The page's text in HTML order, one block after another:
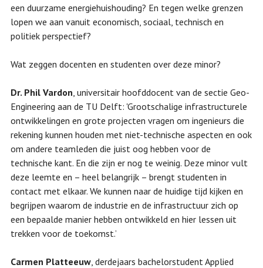
een duurzame energiehuishouding? En tegen welke grenzen
lopen we aan vanuit economisch, sociaal, technisch en
politiek perspectief?
Wat zeggen docenten en studenten over deze minor?
Dr. Phil Vardon, universitair hoofddocent van de sectie Geo-
Engineering aan de TU Delft: 'Grootschalige infrastructurele
ontwikkelingen en grote projecten vragen om ingenieurs die
rekening kunnen houden met niet-technische aspecten en ook
om andere teamleden die juist oog hebben voor de
technische kant. En die zijn er nog te weinig. Deze minor vult
deze leemte en – heel belangrijk – brengt studenten in
contact met elkaar. We kunnen naar de huidige tijd kijken en
begrijpen waarom de industrie en de infrastructuur zich op
een bepaalde manier hebben ontwikkeld en hier lessen uit
trekken voor de toekomst.’
Carmen Platteeuw, derdejaars bachelorstudent Applied